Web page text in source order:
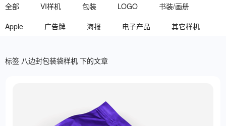
全部 VI样机 包装 LOGO
书装/画册
Apple
广告牌 海报 电子产品 其它样机
标签 八边封包装袋样机 下的文章